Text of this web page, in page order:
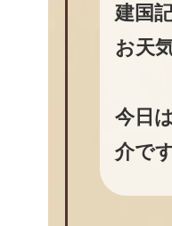
建国
お天
今日
介です